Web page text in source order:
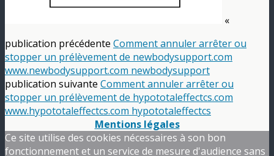
«
publication précédente Comment annuler arrêter ou
stopper un prélèvement de newbodysupport.com
www.newbodysupport.com newbodysupport
publication suivante Comment annuler arrêter ou
stopper un prélèvement de hypototaleffectcs.com
www.hypototaleffectcs.com hypototaleffectcs
Mentions légales
Ce site utilise des cookies nécessaires à son bon
fonctionnement et un service de mesure d'audience sans